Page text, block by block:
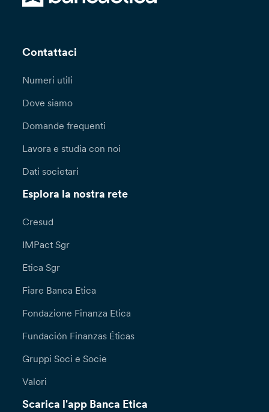
Contattaci
Numeri utili
Dove siamo
Domande frequenti
Lavora e studia con noi
Dati societari
Esplora la nostra rete
Cresud
IMPact Sgr
Etica Sgr
Fiare Banca Etica
Fondazione Finanza Etica
Fundación Finanzas Éticas
Gruppi Soci e Socie
Valori
Scarica l'app Banca Etica